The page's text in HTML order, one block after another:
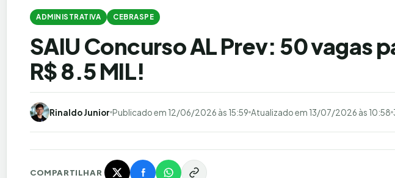
ADMINISTRATIVA CEBRASPE
SAIU Concurso AL Prev: 50 vagas
R$ 8.5 MIL!
Rinaldo Junior Publicado em 12/06/2026 às 15:59 Atualizado em 13/07/2026 às 10:58
COMPARTILHAR